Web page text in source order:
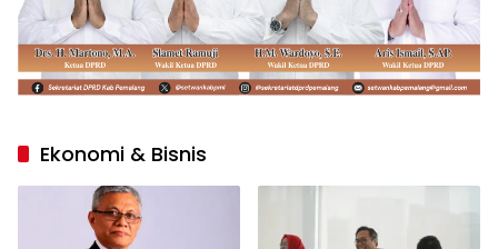
Ekonomi & Bisnis